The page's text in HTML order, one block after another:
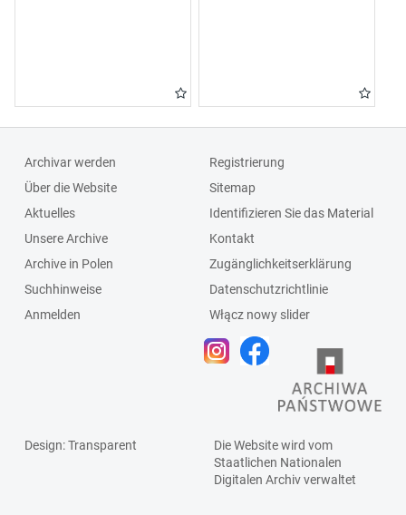
Archivar werden
Über die Website
Aktuelles
Unsere Archive
Archive in Polen
Suchhinweise
Anmelden
Registrierung
Sitemap
Identifizieren Sie das Material
Kontakt
Zugänglichkeitserklärung
Datenschutzrichtlinie
Włącz nowy slider
Design: Transparent
Die Website wird vom
Staatlichen Nationalen
Digitalen Archivverwaltet